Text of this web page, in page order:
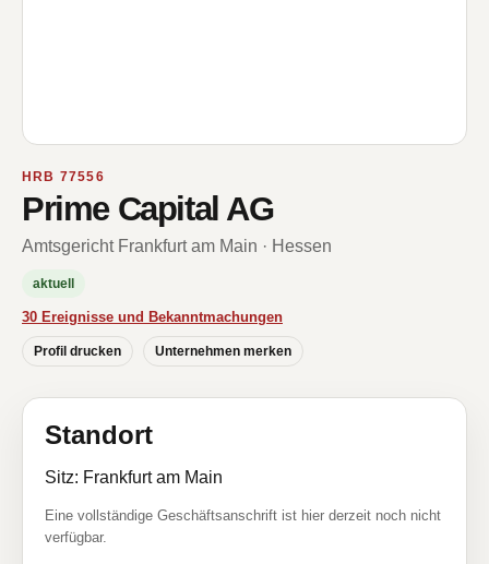
HRB 77556
Prime Capital AG
Amtsgericht Frankfurt am Main · Hessen
aktuell
30 Ereignisse und Bekanntmachungen
Profil drucken Unternehmen merken
Standort
Sitz: Frankfurt am Main
Eine vollständige Geschäftsanschrift ist hier derzeit noch nicht
verfügbar.